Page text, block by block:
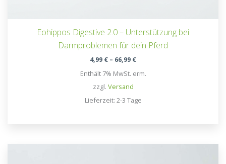
Eohippos Digestive 2.0 – Unterstützung bei
Darmproblemen für dein Pferd
4,99 € – 66,99 €Preisspanne:
bis
Enthält 7% MwSt. erm.
zzgl. Versand
Lieferzeit: 2-3 Tage